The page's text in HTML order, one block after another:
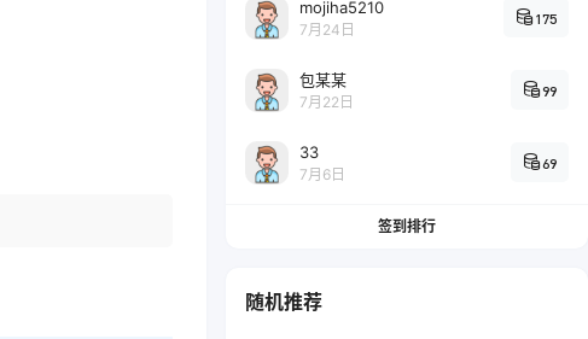
mojiha5210
7月24日
175
包某某
7月22日
99
33
7月6日
69
签到排行
随机推荐